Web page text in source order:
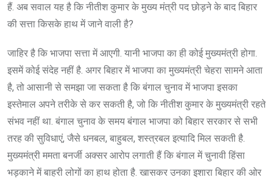
हैं. अब सवाल यह है कि नीतीश कुमार के मुख्य मंत्री पद छोड़ने के बाद बिहार
की सत्ता किसके हाथ में जाने वाली है?
जाहिर है कि भाजपा सत्ता में आएगी. यानी भाजपा का ही कोई मुख्यमंत्री होगा.
इसमें कोई संदेह नहीं है. अगर बिहार में भाजपा का मुख्यमंत्री चेहरा सामने आता
है, तो आसानी से समझा जा सकता है कि बंगाल चुनाव में भाजपा इसका
इस्तेमाल अपने तरीके से कर सकती है, जो कि नीतीश कुमार के मुख्यमंत्री रहते
संभव नहीं था. बंगाल चुनाव के समय बंगाल भाजपा को बिहार सरकार से सभी
तरह की सुविधाएं, जैसे धनबल, बाहुबल, शस्त्रबल इत्यादि मिल सकती है.
मुख्यमंत्री ममता बनर्जी अक्सर आरोप लगाती हैं कि बंगाल में चुनावी हिंसा
भड़काने में बाहरी लोगों का हाथ होता है. खासकर उनका इशारा बिहार की ओर